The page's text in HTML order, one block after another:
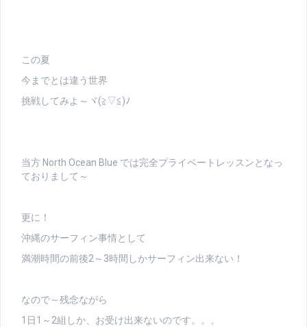
この夏
今までとは違う世界
挑戦してみよ～ヾ(≧▽≦)ﾉ
当方 North Ocean Blue では完全プライベートレッスンとなっ
ておりまして～
更に！
沖縄のサーフィン事情として
満潮時間の前後2～3時間しかサーフィン出来ない！
なので～残念ながら
1日1～2組しか、お受け出来ないのです。。。